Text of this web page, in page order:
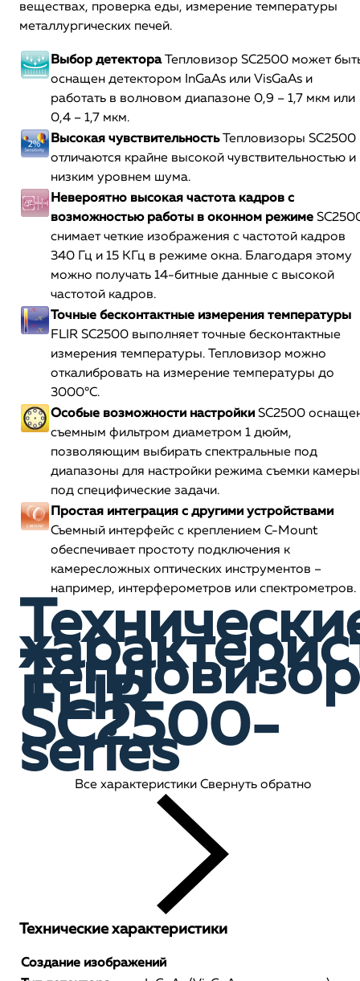
веществах, проверка еды, измерение температуры
металлургических печей.
Выбор детектораТепловизор SC2500 может
оснащен детектором InGaAs или VisGaAs и
работать в волновом диапазоне 0,9 – 1,7 мкм или
0,4 – 1,7 мкм.
Высокая чувствительностьТепловизоры SC2500
отличаются крайне высокой чувствительностью и
низким уровнем шума.
Невероятно высокая частота кадров с
возможностью работы в оконном режиме
снимает четкие изображения с частотой кадров
340 Гц и 15 КГц в режиме окна. Благодаря этому
можно получать 14-битные данные с высокой
частотой кадров.
Точные бесконтактные измерения температуры
FLIR SC2500 выполняет точные бесконтактные
измерения температуры. Тепловизор можно
откалибровать на измерение температуры до
3000°С.
Особые возможности настройки SC2500
съемным фильтром диаметром 1 дюйм,
позволяющим выбирать спектральные под
диапазоны для настройки режима съемки камеры
под специфические задачи.
Простая интеграция с другими устройствами
Съемный интерфейс с креплением C-Mount
обеспечивает простоту подключения к
камересложных оптических инструментов –
например, интерферометров или спектрометров.
Тепловизор
FLIR
SC2500-
series
Все характеристики Свернуть обратно
Технические характеристики
Создание изображений